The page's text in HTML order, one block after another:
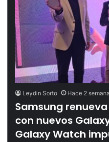
Leydin Sorto Hace 2
Samsung
con nuevos
Galaxy Watch